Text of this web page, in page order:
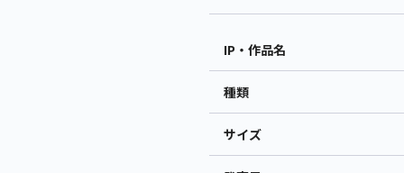
IP・作品名
種類
サイズ